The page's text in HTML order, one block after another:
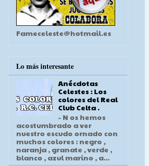
Fameceleste@hotmail.es
Lo más interesante
Anécdotas
Celestes : Los
colores del Real
Club Celta .
- N os hemos
acostumbrado a ver
nuestro escudo ornado con
muchos colores : negro ,
naranja , granate , verde ,
blanco , azul marino , a...